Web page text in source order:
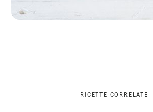
RICETTE CORRELATE